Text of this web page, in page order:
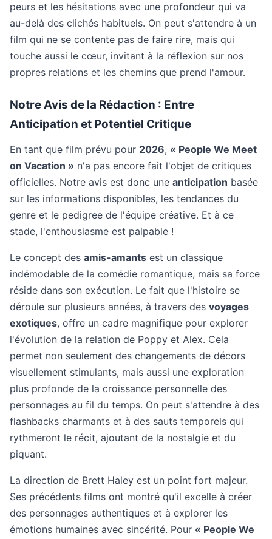
peurs et les hésitations avec une profondeur qui va
au-delà des clichés habituels. On peut s'attendre à un
film qui ne se contente pas de faire rire, mais qui
touche aussi le cœur, invitant à la réflexion sur nos
propres relations et les chemins que prend l'amour.
Notre Avis de la Rédaction : Entre
Anticipation et Potentiel Critique
En tant que film prévu pour 2026, « People We Meet
on Vacation » n'a pas encore fait l'objet de critiques
officielles. Notre avis est donc une anticipation basée
sur les informations disponibles, les tendances du
genre et le pedigree de l'équipe créative. Et à ce
stade, l'enthousiasme est palpable !
Le concept des amis-amants est un classique
indémodable de la comédie romantique, mais sa force
réside dans son exécution. Le fait que l'histoire se
déroule sur plusieurs années, à travers des voyages
exotiques, offre un cadre magnifique pour explorer
l'évolution de la relation de Poppy et Alex. Cela
permet non seulement des changements de décors
visuellement stimulants, mais aussi une exploration
plus profonde de la croissance personnelle des
personnages au fil du temps. On peut s'attendre à des
flashbacks charmants et à des sauts temporels qui
rythmeront le récit, ajoutant de la nostalgie et du
piquant.
La direction de Brett Haley est un point fort majeur.
Ses précédents films ont montré qu'il excelle à créer
des personnages authentiques et à explorer les
émotions humaines avec sincérité. Pour « People We